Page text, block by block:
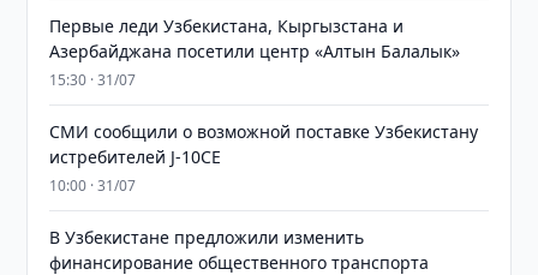
Первые леди Узбекистана, Кыргызстана и
Азербайджана посетили центр «Алтын Балалык»
15:30 · 31/07
СМИ сообщили о возможной поставке Узбекистану
истребителей J-10CE
10:00 · 31/07
В Узбекистане предложили изменить
финансирование общественного транспорта